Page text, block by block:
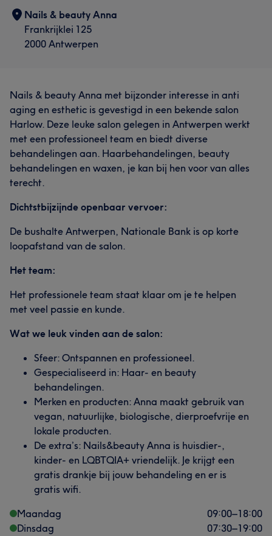
Getalenteerd 5
Nails & beauty Anna
Frankrijklei 125
2000 Antwerpen
Nails & beauty Anna met bijzonder interesse in anti
aging en esthetic is gevestigd in een bekende salon
Harlow. Deze leuke salon gelegen in Antwerpen werkt
met een professioneel team en biedt diverse
behandelingen aan. Haarbehandelingen, beauty
behandelingen en waxen, je kan bij hen voor van alles
terecht.
Dichtstbijzijnde openbaar vervoer:
De bushalte Antwerpen, Nationale Bank is op korte
loopafstand van de salon.
Het team:
Het professionele team staat klaar om je te helpen
met veel passie en kunde.
Wat we leuk vinden aan de salon:
Sfeer: Ontspannen en professioneel.
Gespecialiseerd in: Haar- en beauty
behandelingen.
Merken en producten: Anna maakt gebruik van
vegan, natuurlijke, biologische, dierproefvrije en
lokale producten.
De extra’s: Nails&beauty Anna is huisdier-,
kinder- en LQBTQIA+ vriendelijk. Je krijgt een
gratis drankje bij jouw behandeling en er is
gratis wifi.
Maandag
09:00–18:00
Dinsdag
07:30–19:00